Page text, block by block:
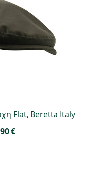
Flat, Beretta Italy
€